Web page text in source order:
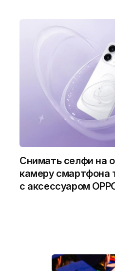
Снимать селфи на
камеру смартфона
с аксессуаром